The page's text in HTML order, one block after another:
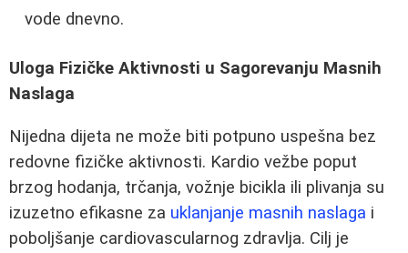
vode dnevno.
Uloga Fizičke Aktivnosti u Sagorevanju Masnih
Naslaga
Nijedna dijeta ne može biti potpuno uspešna bez
redovne fizičke aktivnosti. Kardio vežbe poput
brzog hodanja, trčanja, vožnje bicikla ili plivanja su
izuzetno efikasne za uklanjanje masnih naslaga i
poboljšanje cardiovascularnog zdravlja. Cilj je